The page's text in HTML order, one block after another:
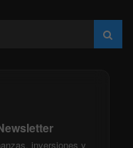
inversiones y